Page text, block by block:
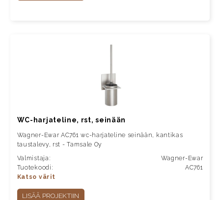
WC-harjateline, rst, seinään
Wagner-Ewar AC761 wc-harjateline seinään, kantikas
taustalevy, rst - Tamsale Oy
Valmistaja:
Wagner-Ewar
Tuotekoodi:
AC761
Katso värit
LISÄÄ PROJEKTIIN